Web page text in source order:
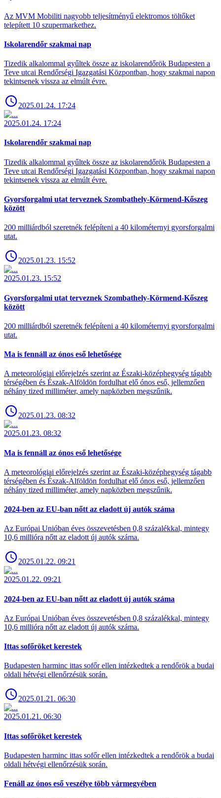
Az MVM Mobiliti nagyobb teljesítményű elektromos töltőket
telepített 10 szupermarkethez.
Iskolarendőr szakmai nap
Tizedik alkalommal gyűltek össze az iskolarendőrök Budapesten a
Teve utcai Rendőrségi Igazgatási Központban, hogy szakmai napon
tekintsenek vissza az elmúlt évre.
2025.01.24. 17:24
2025.01.24. 17:24
Iskolarendőr szakmai nap
Tizedik alkalommal gyűltek össze az iskolarendőrök Budapesten a
Teve utcai Rendőrségi Igazgatási Központban, hogy szakmai napon
tekintsenek vissza az elmúlt évre.
Gyorsforgalmi utat terveznek Szombathely-Körmend-Kőszeg
között
200 milliárdból szeretnék felépíteni a 40 kilométernyi gyorsforgalmi
utat.
2025.01.23. 15:52
2025.01.23. 15:52
Gyorsforgalmi utat terveznek Szombathely-Körmend-Kőszeg
között
200 milliárdból szeretnék felépíteni a 40 kilométernyi gyorsforgalmi
utat.
Ma is fennáll az ónos eső lehetősége
A meteorológiai előrejelzés szerint az Északi-középhegység tágabb
térségében és Észak-Alföldön fordulhat elő ónos eső, jellemzően
néhány tized milliméter, amely napközben megszűnik.
2025.01.23. 08:32
2025.01.23. 08:32
Ma is fennáll az ónos eső lehetősége
A meteorológiai előrejelzés szerint az Északi-középhegység tágabb
térségében és Észak-Alföldön fordulhat elő ónos eső, jellemzően
néhány tized milliméter, amely napközben megszűnik.
2024-ben az EU-ban nőtt az eladott új autók száma
Az Európai Unióban éves összevetésben 0,8 százalékkal, mintegy
10,6 millióra nőtt az eladott új autók száma.
2025.01.22. 09:21
2025.01.22. 09:21
2024-ben az EU-ban nőtt az eladott új autók száma
Az Európai Unióban éves összevetésben 0,8 százalékkal, mintegy
10,6 millióra nőtt az eladott új autók száma.
Ittas sofőröket kerestek
Budapesten harminc ittas sofőr ellen intézkedtek a rendőrök a budai
oldali hétvégi ellenőrzésük során.
2025.01.21. 06:30
2025.01.21. 06:30
Ittas sofőröket kerestek
Budapesten harminc ittas sofőr ellen intézkedtek a rendőrök a budai
oldali hétvégi ellenőrzésük során.
Fenáll az ónos eső veszélye több vármegyében